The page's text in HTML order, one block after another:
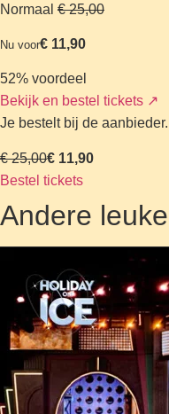
Normaal € 25,00
Nu voor€ 11,90
52% voordeel
Bekijk en bestel tickets ↗
Je bestelt bij de
€ 25,00€ 11,90
Bestel tickets
Andere